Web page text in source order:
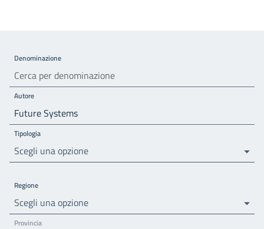
Denominazione
Autore
Tipologia
Scegli una opzione
Regione
Scegli una opzione
Provincia